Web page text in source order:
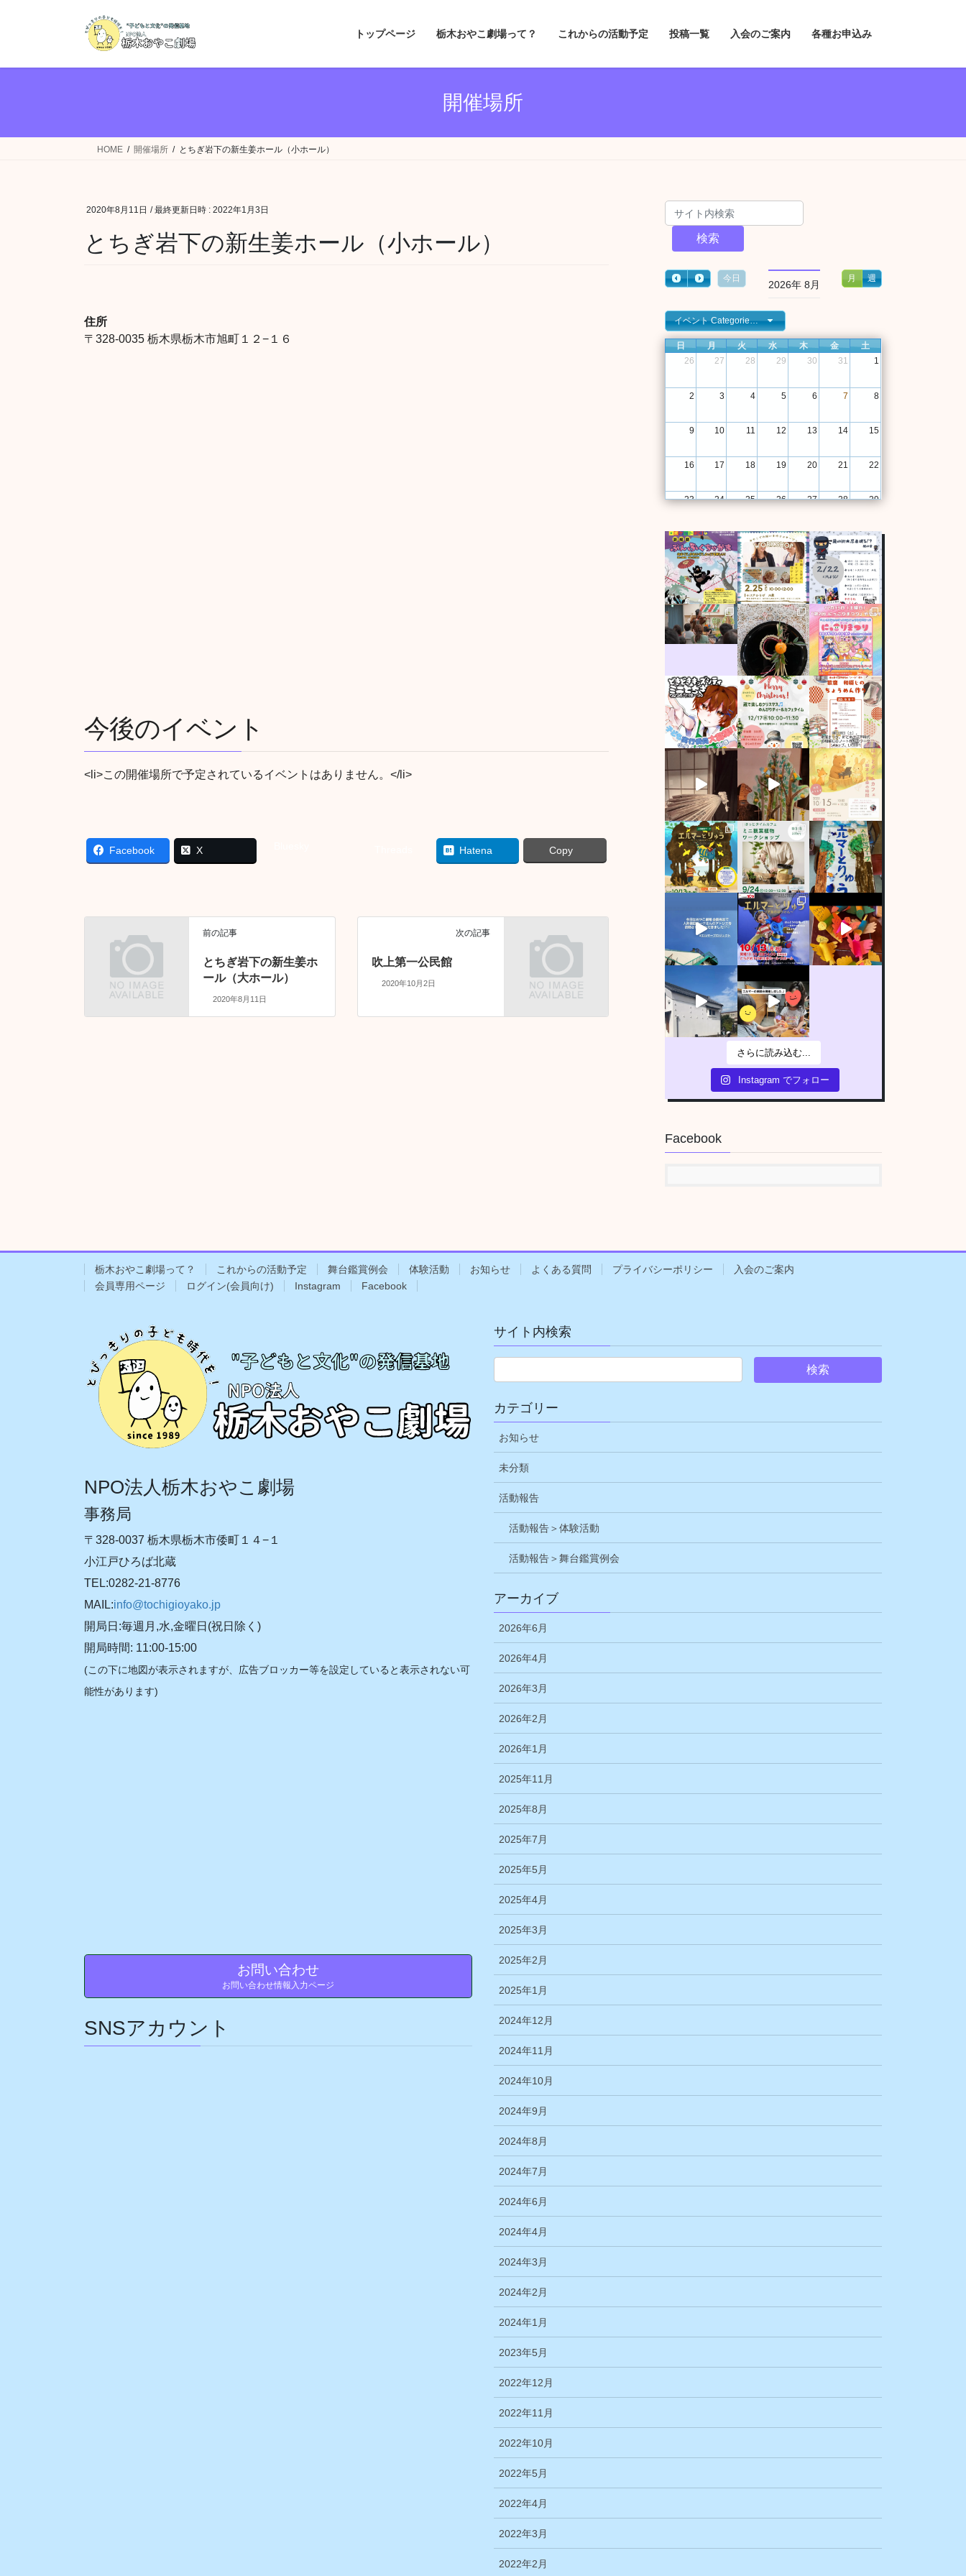
トップページ 栃木おやこ劇場って？ これからの活動予定 投稿一覧 入会のご案内 各種お申込み
開催場所
HOME 開催場所 とちぎ岩下の新生姜ホール（小ホール）
2020年8月11日 / 最終更新日時 : 2022年1月3日
とちぎ岩下の新生姜ホール（小ホール）
住所
〒328-0035 栃木県栃木市旭町１２−１６
今後のイベント
<li>この開催場所で予定されているイベントはありません。</li>
Facebook X Hatena Copy
前の記事
とちぎ岩下の新生姜ホ
ール（大ホール）
2020年8月11日
次の記事
吹上第一公民館
2020年10月2日
検索
今日 月 週
2026年 8月
イベント Categories一覧
日 月 火 水 木 金
土
26
27 28 29 30 31 1
2 3 4 5 6 7 8
9 10 11 12 13 14 15
16 17 18 19 20 21 22
23 24 25 26 27 28 29
30 31 1 2 3 4 5
さらに読み込む...
Instagram でフォロー
Facebook
栃木おやこ劇場って？ これからの活動予定 舞台鑑賞例会 体験活動 お知らせ よくある質問 プライバシーポリシー
入会のご案内
会員専用ページ
ログイン(会員向け) Instagram Facebook
NPO法人栃木おやこ劇場
事務局
〒328-0037 栃木県栃木市倭町１４−１
小江戸ひろば北蔵
TEL:0282-21-8776
MAIL:info@tochigioyako.jp
開局日:毎週月,水,金曜日(祝日除く)
開局時間: 11:00-15:00
(この下に地図が表示されますが、広告ブロッカー等を設定していると表示されない可
能性があります)
お問い合わせ
お問い合わせ情報入力ページ
SNSアカウント
サイト内検索
カテゴリー
お知らせ
未分類
活動報告
活動報告＞体験活動
活動報告＞舞台鑑賞例会
アーカイブ
2026年6月
2026年4月
2026年3月
2026年2月
2026年1月
2025年11月
2025年8月
2025年7月
2025年5月
2025年4月
2025年3月
2025年2月
2025年1月
2024年12月
2024年11月
2024年10月
2024年9月
2024年8月
2024年7月
2024年6月
2024年4月
2024年3月
2024年2月
2024年1月
2023年5月
2022年12月
2022年11月
2022年10月
2022年5月
2022年4月
2022年3月
2022年2月